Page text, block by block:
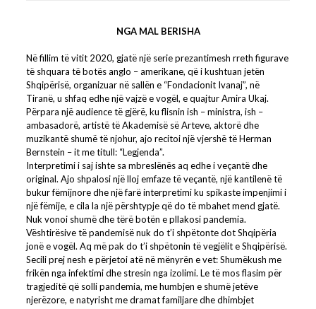
NGA MAL BERISHA
Në fillim të vitit 2020, gjatë një serie prezantimesh rreth figurave
të shquara të botës anglo – amerikane, që i kushtuan jetën
Shqipërisë, organizuar në sallën e “Fondacionit Ivanaj”, në
Tiranë, u shfaq edhe një vajzë e vogël, e quajtur Amira Ukaj.
Përpara një audience të gjërë, ku flisnin ish – ministra, ish –
ambasadorë, artistë të Akademisë së Arteve, aktorë dhe
muzikantë shumë të njohur, ajo recitoi një vjershë të Herman
Bernstein – it me titull: “Legjenda”.
Interpretimi i saj ishte sa mbreslënës aq edhe i veçantë dhe
original. Ajo shpalosi një lloj emfaze të veçantë, një kantilenë të
bukur fëmijnore dhe një farë interpretimi ku spikaste impenjimi i
një fëmije, e cila la një përshtypje që do të mbahet mend gjatë.
Nuk vonoi shumë dhe tërë botën e pllakosi pandemia.
Vështirësive të pandemisë nuk do t’i shpëtonte dot Shqipëria
jonë e vogël. Aq më pak do t’i shpëtonin të vegjëlit e Shqipërisë.
Secili prej nesh e përjetoi atë në mënyrën e vet: Shumëkush me
frikën nga infektimi dhe stresin nga izolimi. Le të mos flasim për
tragjeditë që solli pandemia, me humbjen e shumë jetëve
njerëzore, e natyrisht me dramat familjare dhe dhimbjet